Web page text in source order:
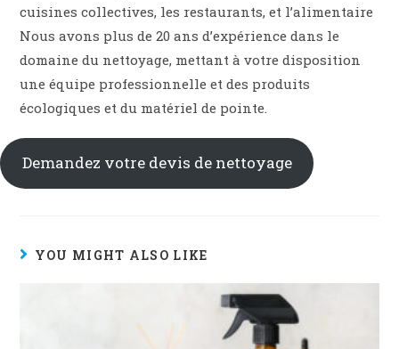
cuisines collectives, les restaurants, et l’alimentaire
Nous avons plus de 20 ans d’expérience dans le
domaine du nettoyage, mettant à votre disposition
une équipe professionnelle et des produits
écologiques et du matériel de pointe.
Demandez votre devis de nettoyage
YOU MIGHT ALSO LIKE